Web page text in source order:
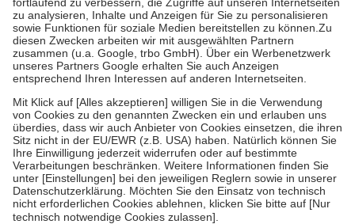
höchstens zehn Euro.Es sind jedoch nie mehr als die tatsächlichen
Kosten der Leistung zu entrichten.
Diese Regeln gelten grundsätzlich auch für Online-Apotheken.
Bei Heilmitteln und häuslicher Krankenpflege beträgt die
Zuzahlung zehn Prozent der Kosten sowie zehn Euro je
Um das Engagement der Versicherten für ihre eigene Gesundheit zu
stärken und die besondere Stellung der Familie zu unterstützen,
fallenkeine Zuzahlungen an bei:
• Kindern und Jugendlichen bis zum vollendeten 18. Lebensjahr
mit Ausnahme der Fahrkosten
• Untersuchungen zur Vorsorge und Früherkennung, die von der
GKV getragen werden